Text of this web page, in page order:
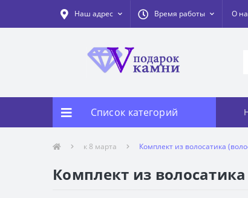
Наш адрес Время работы О
Список категорий
к 8 марта Комплект из волосатика
Комплект из